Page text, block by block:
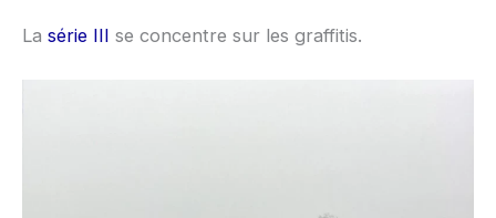
La série III se concentre sur les graffitis.